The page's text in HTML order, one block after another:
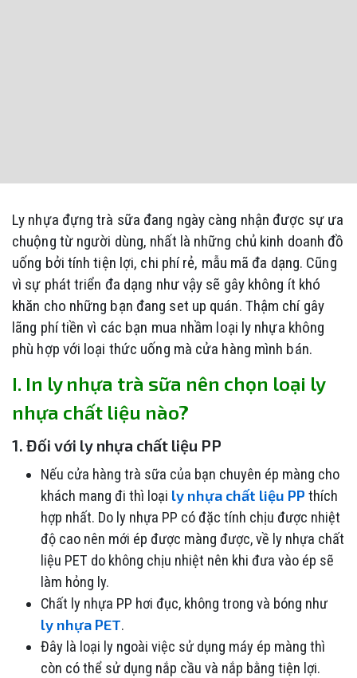
Ly nhựa đựng trà sữa đang ngày càng nhận được sự ưa
chuộng từ người dùng, nhất là những chủ kinh doanh đồ
uống bởi tính tiện lợi, chi phí rẻ, mẫu mã đa dạng. Cũng
vì sự phát triển đa dạng như vậy sẽ gây không ít khó
khăn cho những bạn đang set up quán. Thậm chí gây
lãng phí tiền vì các bạn mua nhầm loại ly nhựa không
phù hợp với loại thức uống mà cửa hàng mình bán.
I. In ly nhựa trà sữa nên chọn loại ly
nhựa chất liệu nào?
1. Đối với ly nhựa chất liệu PP
Nếu cửa hàng trà sữa của bạn chuyên ép màng cho
khách mang đi thì loại ly nhựa chất liệu PP thích
hợp nhất. Do ly nhựa PP có đặc tính chịu được nhiệt
độ cao nên mới ép được màng được, về ly nhựa chất
liệu PET do không chịu nhiệt nên khi đưa vào ép sẽ
làm hỏng ly.
Chất ly nhựa PP hơi đục, không trong và bóng như
ly nhựa PET.
Đây là loại ly ngoài việc sử dụng máy ép màng thì
còn có thể sử dụng nắp cầu và nắp bằng tiện lợi.